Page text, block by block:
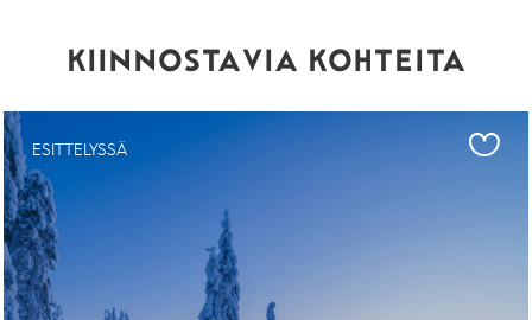
KIINNOSTAVIA KOHTEITA
ESITTELYSSÄ